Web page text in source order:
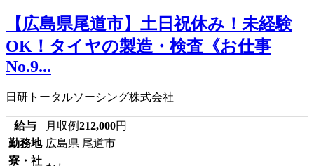
【広島県尾道市】土日祝休み！未経験
OK！タイヤの製造・検査《お仕事
No.9...
日研トータルソーシング株式会社
給与 月収例212,000円
勤務地 広島県 尾道市
寮・社